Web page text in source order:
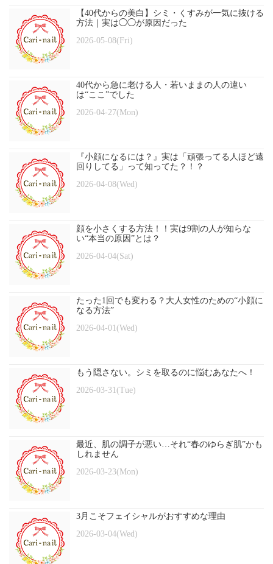
【40代からの美白】シミ・くすみが一気に抜ける
方法｜実は◯◯が原因だった
2026-05-08(Fri)
40代から急に老ける人・若いままの人の違い
は“ここ”でした
2026-04-27(Mon)
『小顔になるには？』実は「頑張ってる人ほど遠
回りしてる」って知ってた？！？
2026-04-08(Wed)
顔を小さくする方法！！実は9割の人が知らな
い“本当の原因”とは？
2026-04-04(Sat)
たった1回でも変わる？大人女性のための“小顔に
なる方法”
2026-04-01(Wed)
もう隠さない。シミを取るのに悩むあなたへ！
2026-03-31(Tue)
最近、肌の調子が悪い…それ“春のゆらぎ肌”かも
しれません
2026-03-23(Mon)
3月こそフェイシャルがおすすめな理由
2026-03-04(Wed)